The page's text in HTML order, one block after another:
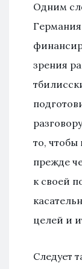
Одним
Германия
зрения
то, чтобы
прежде
к своей
целей и
Следует